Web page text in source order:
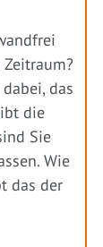
das
die
Sie
Wie
das der